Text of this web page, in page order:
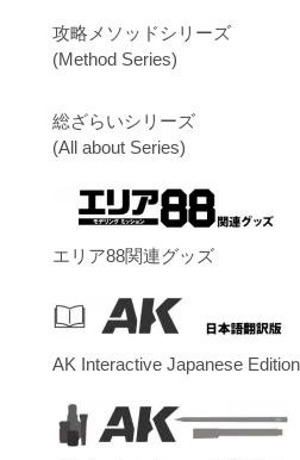
攻略メソッドシリーズ
(Method Series)
総ざらいシリーズ
(All about Series)
エリア88関連グッズ
AK Interactive Japanese Edition